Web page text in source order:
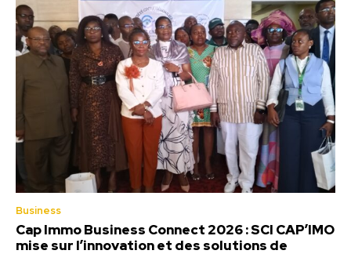
Business
Cap Immo Business Connect 2026 : SCI CAP’IMO
mise sur l’innovation et des solutions de